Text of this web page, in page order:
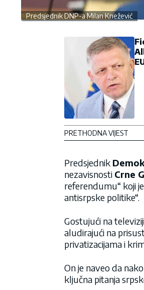
Predsjednik DNP-a Milan Knežević
PRETHODNA VIJEST
Predsjednik
nezavisnosti Crne
referendumu“ koji
antisrpske politike“.
Gostujući na
aludirajući na
privatizacijama i
On je naveo da
ključna pitanja